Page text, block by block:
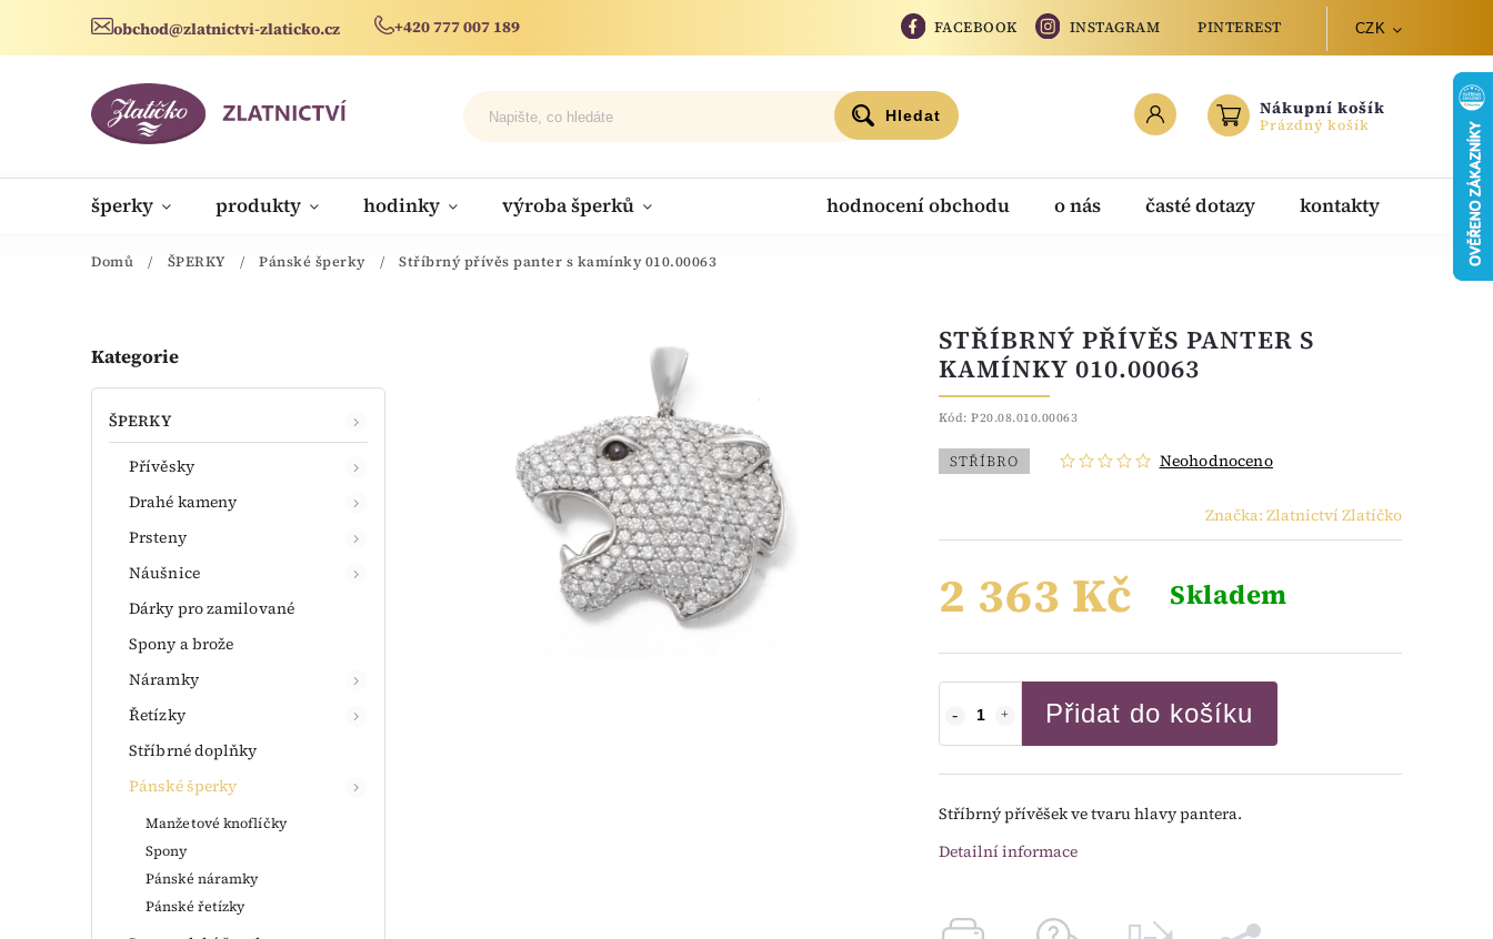
obchod@zlatnictvi-zlaticko.cz +420 777 007 189 FACEBOOK INSTAGRAM PINTEREST CZK
Hledat Nákupní košík
Prázdný košík
šperky produkty hodinky výroba šperků hodnocení obchodu o nás časté dotazy kontakty
novinky
Domů / ŠPERKY / Pánské šperky / Stříbrný přívěs panter s kamínky 010.00063
Kategorie
ŠPERKY
Přívěsky
Drahé kameny
Prsteny
Náušnice
Dárky pro zamilované
Spony a brože
Náramky
Řetízky
Stříbrné doplňky
Pánské šperky
Manžetové knoflíčky
Spony
Pánské náramky
Pánské řetízky
STŘÍBRNÝ PŘÍVĚS PANTER S
KAMÍNKY 010.00063
Kód: P20.08.010.00063
STŘÍBRO Neohodnoceno
Značka: Zlatnictví Zlatíčko
2 363 Kč Skladem
Přidat do košíku
Stříbrný přívěšek ve tvaru hlavy pantera.
Detailní informace